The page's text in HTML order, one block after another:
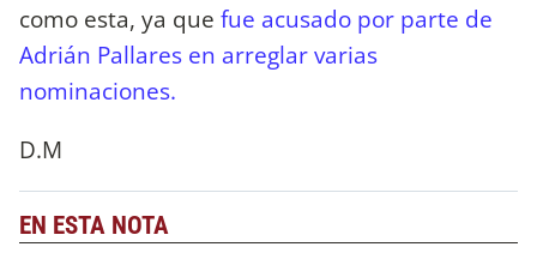
como esta, ya que fue acusado por parte de
Adrián Pallares en arreglar varias
nominaciones.
D.M
EN ESTA NOTA